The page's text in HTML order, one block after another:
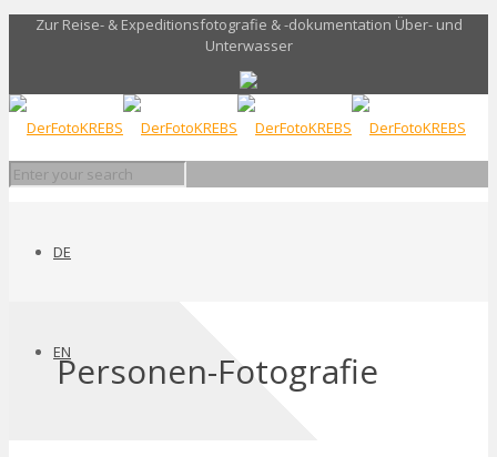
Zur Reise- & Expeditionsfotografie & -dokumentation Über- und
Unterwasser
DE
EN
Personen-Fotografie